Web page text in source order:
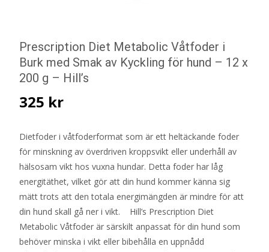
Prescription Diet Metabolic Våtfoder i
Burk med Smak av Kyckling för hund – 12 x
200 g – Hill’s
325 kr
Dietfoder i våtfoderformat som är ett heltäckande foder
för minskning av överdriven kroppsvikt eller underhåll av
hälsosam vikt hos vuxna hundar. Detta foder har låg
energitäthet, vilket gör att din hund kommer känna sig
mätt trots att den totala energimängden är mindre för att
din hund skall gå ner i vikt. Hill’s Prescription Diet
Metabolic Våtfoder är särskilt anpassat för din hund som
behöver minska i vikt eller bibehålla en uppnådd